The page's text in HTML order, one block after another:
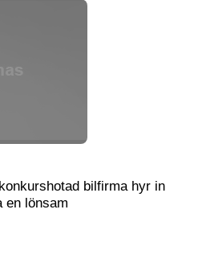
bilfirma hyr in
en lönsam